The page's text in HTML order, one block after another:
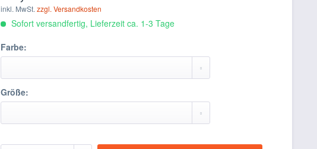
inkl. MwSt.zzgl. Versandkosten
Sofort versandfertig, Lieferzeit ca. 1-3 Tage
Farbe:
Größe: